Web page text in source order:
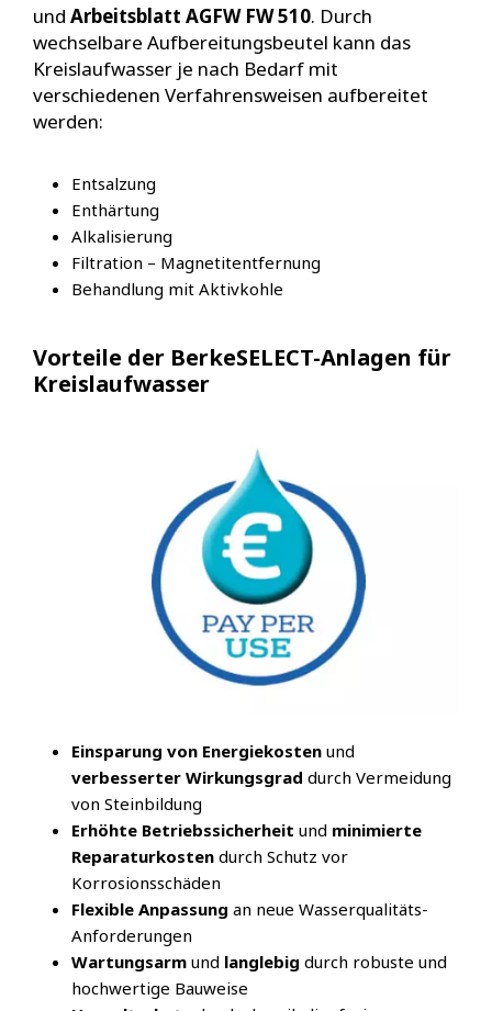
und Arbeitsblatt AGFW FW 510. Durch
wechselbare Aufbereitungsbeutel kann das
Kreislaufwasser je nach Bedarf mit
verschiedenen Verfahrensweisen aufbereitet
werden:
Entsalzung
Enthärtung
Alkalisierung
Filtration – Magnetitentfernung
Behandlung mit Aktivkohle
Vorteile der BerkeSELECT-Anlagen für
Kreislaufwasser
Einsparung von Energiekosten und
verbesserter Wirkungsgrad durch Vermeidung
von Steinbildung
Erhöhte Betriebssicherheit und minimierte
Reparaturkosten durch Schutz vor
Korrosionsschäden
Flexible Anpassung an neue Wasserqualitäts-
Anforderungen
Wartungsarm und langlebig durch robuste und
hochwertige Bauweise